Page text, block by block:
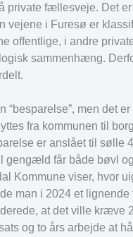
private fællesveje. Det
vejene i Furesø er
offentlige, i andre
sammenhæng.
“besparelse”, men det
fra kommunen til
er anslået til sølle
gengæld får både bøvl
Kommune viser, hvor
man i 2024 et lignende
at det ville kræve
og to års arbejde at